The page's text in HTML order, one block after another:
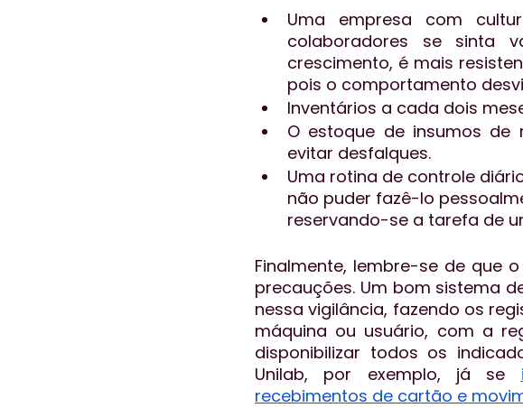
Uma empresa com
colaboradores se sinta
crescimento, é mais
pois o comportamento
Inventários a cada dois
O estoque de insumos
evitar desfalques.
Uma rotina de controle
não puder fazê-lo
reservando-se a tarefa de
Finalmente, lembre-se de que
precauções. Um bom sistema
nessa vigilância, fazendo os
máquina ou usuário, com a
disponibilizar todos os
Unilab, por exemplo, já se
recebimentos de cartão e